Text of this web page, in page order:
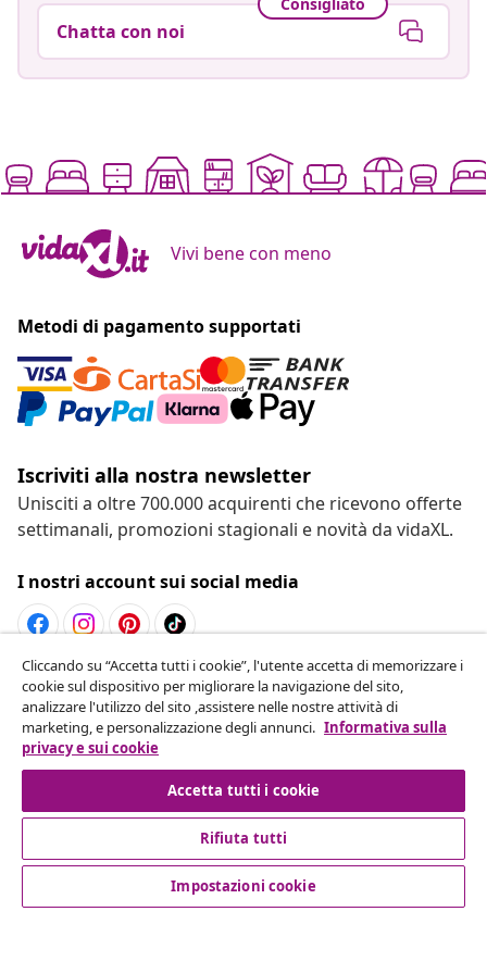
Consigliato
Chatta con noi
Vivi bene con meno
Metodi di pagamento supportati
Iscriviti alla nostra newsletter
Unisciti a oltre 700.000 acquirenti che ricevono offerte
settimanali, promozioni stagionali e novità da vidaXL.
I nostri account sui social media
Recesso dal contratto
Invia una richiesta di recesso per il tuo ordine.
Recesso dal contratto
Servizio clienti
Cliccando su “Accetta tutti i cookie”, l'utente accetta di memorizzare i
cookie sul dispositivo per migliorare la navigazione del sito,
analizzare l'utilizzo del sito ,assistere nelle nostre attività di
marketing, e personalizzazione degli annunci. Informativa sulla
privacy e sui cookie
Accetta tutti i cookie
Rifiuta tutti
Impostazioni cookie